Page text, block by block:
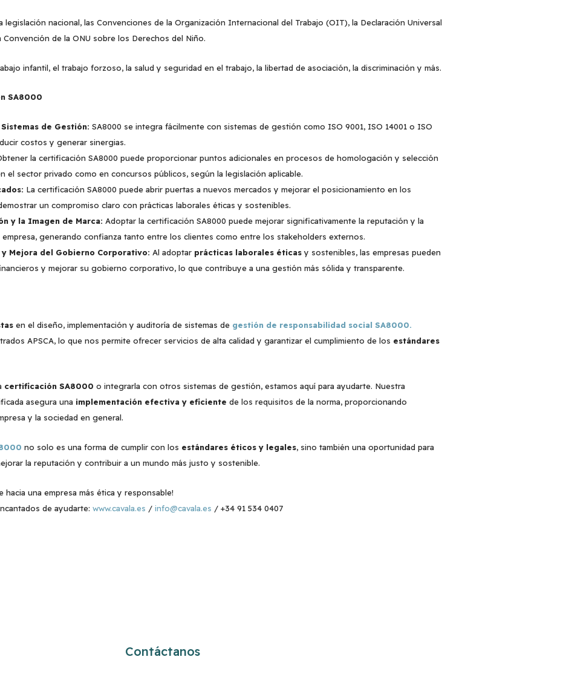
legislación nacional, las Convenciones de la Organización Internacional del Trabajo (OIT), la Declaración Universal
de la ONU sobre los Derechos del Niño.
infantil, el trabajo forzoso, la salud y seguridad en el trabajo, la libertad de asociación, la discriminación y más.
SA8000
de Gestión: SA8000 se integra fácilmente con sistemas de gestión como ISO 9001, ISO 14001 o ISO
costos y generar sinergias.
la certificación SA8000 puede proporcionar puntos adicionales en procesos de homologación y selección
el sector privado como en concursos públicos, según la legislación aplicable.
La certificación SA8000 puede abrir puertas a nuevos mercados y mejorar el posicionamiento en los
un compromiso claro con prácticas laborales éticas y sostenibles.
y la Imagen de Marca: Adoptar la certificación SA8000 puede mejorar significativamente la reputación y la
empresa, generando confianza tanto entre los clientes como entre los stakeholders externos.
Mejora del Gobierno Corporativo: Al adoptar prácticas laborales éticasy sostenibles, las empresas pueden
y mejorar su gobierno corporativo, lo que contribuye a una gestión más sólida y transparente.
en el diseño, implementación y auditoría de sistemas de gestión de responsabilidad social SA8000.
APSCA, lo que nos permite ofrecer servicios de alta calidad y garantizar el cumplimiento de los estándares
certificación SA8000 o integrarla con otros sistemas de gestión, estamos aquí para ayudarte. Nuestra
asegura una implementación efectiva y eficiente de los requisitos de la norma, proporcionando
y la sociedad en general.
no solo es una forma de cumplir con los estándares éticos y legales, sino también una oportunidad para
la reputación y contribuir a un mundo más justo y sostenible.
hacia una empresa más ética y responsable!
de ayudarte: www.cavala.es / info@cavala.es / +34 91 534 0407
Contáctanos